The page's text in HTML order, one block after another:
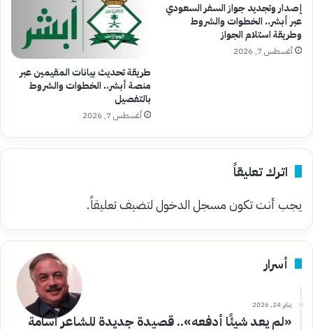
إصدار وتجديد جواز السفر السعودي
عبر أبشر.. الخطوات والشروط
وطريقة استلام الجواز
أغسطس 7, 2026
طريقة تحديث بيانات المقيمين عبر
منصة أبشر.. الخطوات والشروط
بالتفصيل
أغسطس 7, 2026
اترك تعليقاً
يجب أنت تكونمسجل الدخوللتضيف تعليقاً.
أسرار
يناير 24, 2026
«لم يعد شيئًا أدفعه».. قصيدة جديدة للشاعر أسامة